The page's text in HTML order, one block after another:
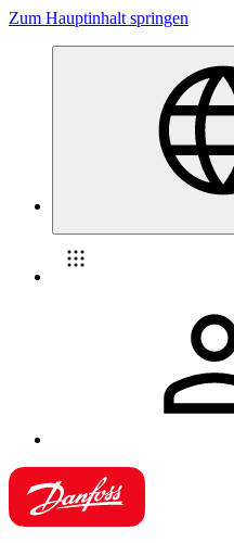
Zum Hauptinhalt springen